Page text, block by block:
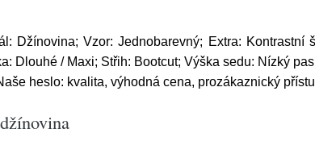
Džínovina; Vzor: Jednobarevný; Extra:
Dlouhé / Maxi; Střih: Bootcut; Výška sedu: Nízký pas
heslo: kvalita, výhodná cena, prozákaznický